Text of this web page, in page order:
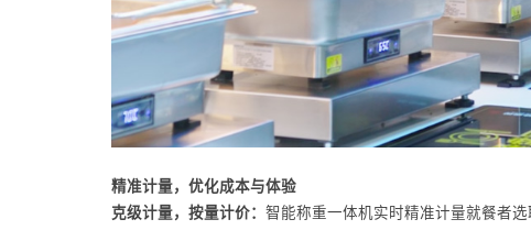
精准计量，优化成本与体验
克级计量，按量计价： 智能称重一体机实时精准计量就餐者